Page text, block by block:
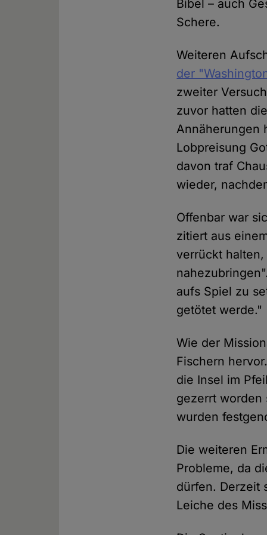
Bibel – auch
Schere.
Weiteren
der
zweiter
zuvor hatten
Annäherungen
Lobpreisung
davon traf
wieder,
Offenbar war
zitiert aus
verrückt
aufs Spiel zu
getötet werde."
Wie der
Fischern
die Insel im
gezerrt worden
wurden
Die weiteren
Probleme, da
dürfen. Derzeit
Leiche des